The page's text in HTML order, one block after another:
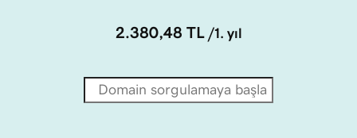
2.380,48 TL /1. yıl